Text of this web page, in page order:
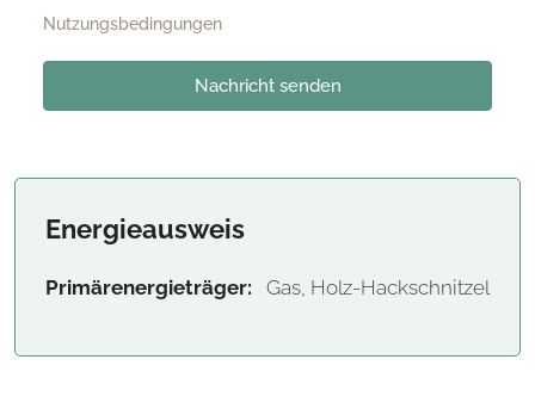
Nutzungsbedingungen
Nachricht senden
Energieausweis
Primärenergieträger: Gas, Holz-Hackschnitzel